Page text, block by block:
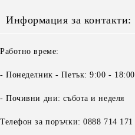
Информация за контакти:
Работно време:
- Понеделник - Петък: 9:00 - 18:00
- Почивни дни: събота и неделя
Телефон за поръчки: 0888 714 171